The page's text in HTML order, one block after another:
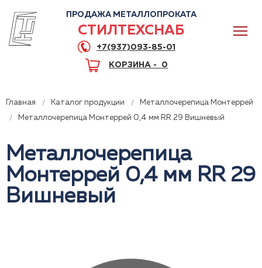
ПРОДАЖА МЕТАЛЛОПРОКАТА
СТИЛТЕХСНАБ
+7(937)093-85-01
КОРЗИНА - 0
Главная Каталог продукции
Металлочерепица Монтеррей
Металлочерепица Монтеррей 0,4 мм RR 29 Вишневый
Металлочерепица
Монтеррей 0,4 мм RR 29
Вишневый